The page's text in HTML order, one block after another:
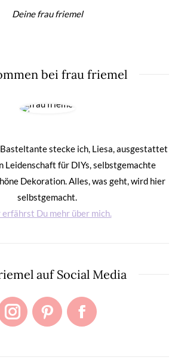
Deine frau friemel
bei frau friemel
stecke ich, Liesa, ausgestattet
Leidenschaft für DIYs, selbstgemachte
Dekoration. Alles, was geht, wird hier
selbstgemacht.
erfährst Du mehr über mich.
auf Social Media
Instagram
PinterestFacebook